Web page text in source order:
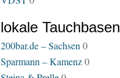
lokale Tauchbasen
200bar.de – Sachsen 0
Sparmann – Kamenz0